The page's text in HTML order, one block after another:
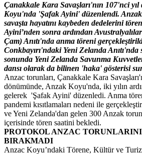
Çanakkale Kara Savaşları'nın 107'nci
Koyu'nda 'Şafak Ayini' düzenlendi.
savaşta hayatını kaybeden dedelerini
Ayini’nden sonra ardından
Çam) Anıtı'nda anma töreni
Conkbayırı'ndaki Yeni Zelanda
sonunda Yeni Zelanda Savunma
dansı olarak da bilinen 'haka' gösterisi
Anzac torunları, Çanakkale Kara
dönümünde, Anzak Koyu'nda, iki yılın
gelerek 'Şafak Ayini' düzenledi. Anma
pandemi kısıtlamaları nedeni ile
ve Yeni Zelanda'dan gelen 300 Anzak
içerisinde tören saatini bekledi.
PROTOKOL ANZAC
BIRAKMADI
Anzac Koyu’ndaki Törene, Kültür ve